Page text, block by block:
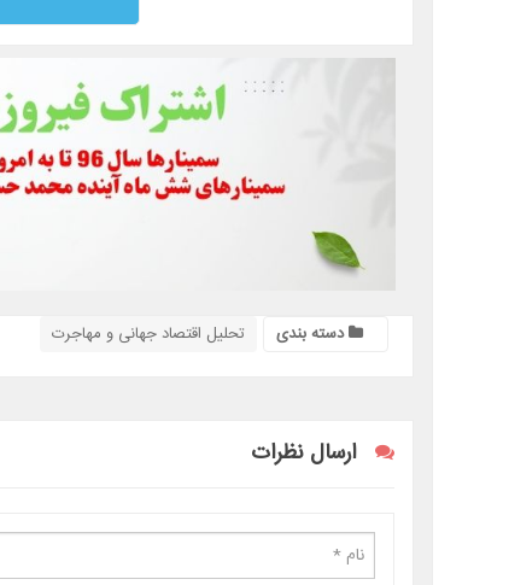
دسته بندی تحلیل اقتصاد جهانی و مهاجرت
ارسال نظرات